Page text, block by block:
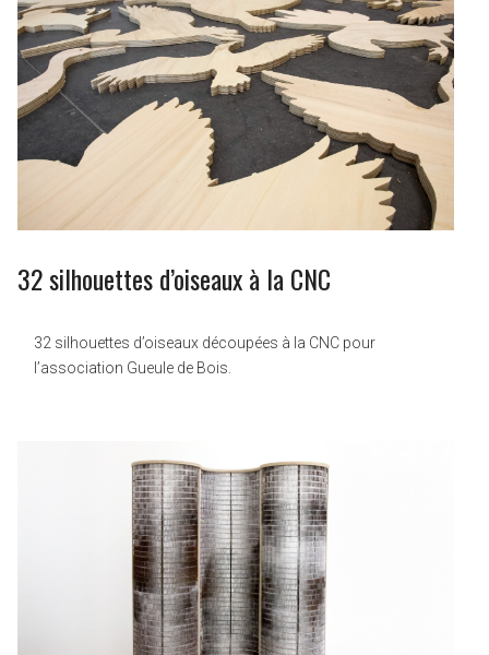
32 silhouettes d’oiseaux à la CNC
32 silhouettes d’oiseaux découpées à la CNC pour
l’association Gueule de Bois.